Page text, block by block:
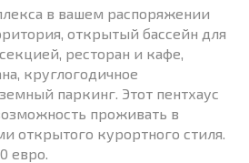
в вашем распоряжении
открытый бассейн для
ресторан и кафе,
круглогодичное
паркинг. Этот пентхаус
проживать в
открытого курортного стиля.
евро.